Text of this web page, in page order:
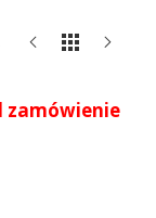
zamówienie